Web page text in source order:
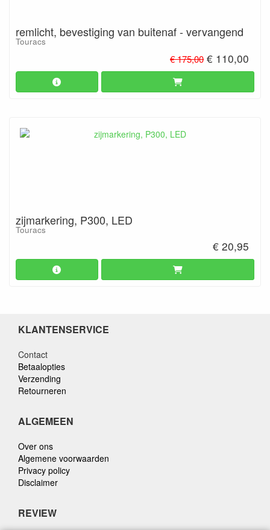
remlicht, bevestiging van buitenaf - vervangend
Touracs
€ 175,00 € 110,00
zijmarkering, P300, LED
Touracs
€ 20,95
KLANTENSERVICE
Contact
Betaalopties
Verzending
Retourneren
ALGEMEEN
Over ons
Algemene voorwaarden
Privacy policy
Disclaimer
REVIEW